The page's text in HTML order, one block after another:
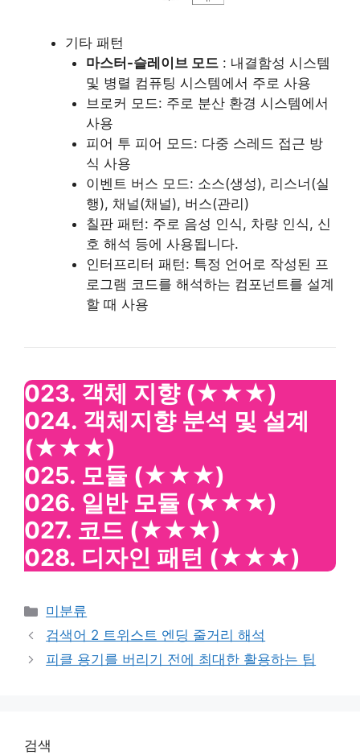
기타 패턴
마스터-슬레이브 모드: 내결함성 시스템
및 병렬 컴퓨팅 시스템에서 주로 사용
브로커 모드: 주로 분산 환경 시스템에서
사용
피어 투 피어 모드: 다중 스레드 접근 방
식 사용
이벤트 버스 모드: 소스(생성), 리스너(실
행), 채널(채널), 버스(관리)
칠판 패턴: 주로 음성 인식, 차량 인식, 신
호 해석 등에 사용됩니다.
인터프리터 패턴: 특정 언어로 작성된 프
로그램 코드를 해석하는 컴포넌트를 설계
할 때 사용
023. 객체 지향 (★★★)
024. 객체지향 분석 및 설계
(★★★)
025. 모듈 (★★★)
026. 일반 모듈 (★★★)
027. 코드 (★★★)
028. 디자인 패턴 (★★★)
Categories
미분류
검색어 2 트위스트 엔딩 줄거리 해석
피클 용기를 버리기 전에 최대한 활용하는 팁
검색